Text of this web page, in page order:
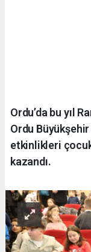
Ordu’da bu yıl
Ordu Büyükşehir
etkinlikleri
kazandı.